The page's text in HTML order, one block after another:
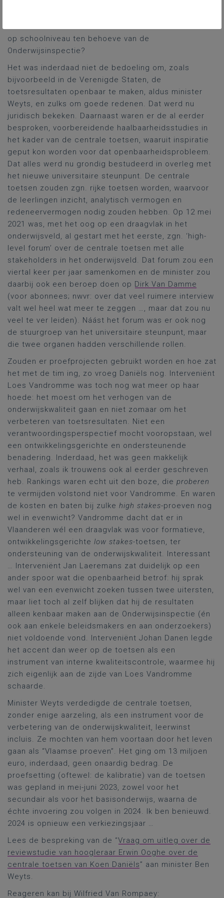
op schoolniveau ten behoeve van de
Onderwijsinspectie?
Het was inderdaad niet de bedoeling om, zoals
bijvoorbeeld in de Verenigde Staten, de
toetsresultaten openbaar te maken, aldus minister
Weyts, en zulks om goede redenen. Dat werd nu
juridisch bekeken. Daarnaast waren er de al eerder
besproken, voorbereidende haalbaarheidsstudies in
het kader van de centrale toetsen, waaruit inspiratie
geput kon worden voor dat openbaarheidsprobleem.
Dat alles werd nu grondig bestudeerd in overleg met
het nieuwe universitaire steunpunt. De centrale
toetsen zouden zgn. rijke toetsen worden, waarvoor
de leerlingen inzicht, analytisch vermogen en
redeneervermogen nodig zouden hebben. Op 12 mei
2021 was, met het oog op een draagvlak in het
onderwijsveld, al gestart met het eerste, zgn. ‘high-
level forum’ over de centrale toetsen met alle
stakeholders in het onderwijsveld. Dat forum zou een
viertal keer per jaar samenkomen en de minister zou
daarbij ook een beroep doen op Dirk Van Damme
(voor abonnees; nwvr: over dat veel ruimere interview
valt wel heel wat meer te zeggen …, maar dat zou nu
veel te ver leiden). Náást het forum was er ook nog
de stuurgroep van het universitaire steunpunt, maar
die twee organen hadden verschillende rollen.
Zouden er proefprojecten gebruikt worden en hoe zat
het met de tim ing, zo vroeg Daniëls nog. Interveniënt
Loes Vandromme was toch nog wat meer op haar
hoede: het moest om het verhogen van de
onderwijskwaliteit gaan en niet zomaar om het
verbeteren van toetsresultaten. Niet een
verantwoordingsperspectief mocht vooropstaan, wel
een ontwikkelingsgerichte en ondersteunende
benadering. Inderdaad, het was geen makkelijk
verhaal, zoals ik trouwens ook al eerder geschreven
heb. Rankings waren echt uit den boze, die proberen
te vermijden volstond niet voor Vandromme. En waren
de kosten en baten bij zulke high stakes-proeven nog
wel in evenwicht? Vandromme dacht dat er in
Vlaanderen wél een draagvlak was voor formatieve,
ontwikkelingsgerichte low stakes-toetsen, ter
ondersteuning van de onderwijskwaliteit. Interessant
… Interveniënt Jan Laeremans zat duidelijk op een
ander spoor wat die openbaarheid betrof: hij sprak
wel van een evenwicht zoeken tussen twee uitersten,
maar liet toch al zelf blijken dat hij de resultaten
alleen kenbaar maken aan de Onderwijsinspectie (én
ook aan enkele beleidsmakers en aan onderzoekers)
niet voldoende vond. Interveniënt Johan Danen legde
het accent dan weer op de toetsen als een
instrument van interne kwaliteitscontrole, waarmee hij
zich eigenlijk aan de zijde van Loes Vandromme
schaarde.
Minister Weyts verdedigde de centrale toetsen,
zonder enige aarzeling, als een instrument voor de
verbetering van de onderwijskwaliteit, leerwinst
incluis. Ze mochten van hem voortaan door het leven
gaan als “Vlaamse proeven”. Het ging om 13 miljoen
euro, inderdaad, geen onaardig bedrag. De
proefsetting (oftewel: de kalibratie) van de toetsen
was gepland in mei-juni 2023, zowel voor het
secundair als voor het basisonderwijs, waarna de
échte invoering zou volgen in 2024. Ik ben benieuwd.
2024 is opnieuw een verkiezingsjaar …
Lees de bespreking van de “Vraag om uitleg over de
reviewstudie van hoogleraar Erwin Ooghe over de
centrale toetsen van Koen Daniëls” aan minister Ben
Weyts.
Reageren kan bij Wilfried Van Rompaey: